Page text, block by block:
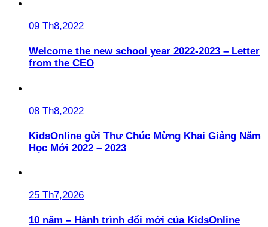
09 Th8,2022
Welcome the new school year 2022-2023 – Letter
from the CEO
08 Th8,2022
KidsOnline gửi Thư Chúc Mừng Khai Giảng Năm
Học Mới 2022 – 2023
25 Th7,2026
10 năm – Hành trình đổi mới của KidsOnline